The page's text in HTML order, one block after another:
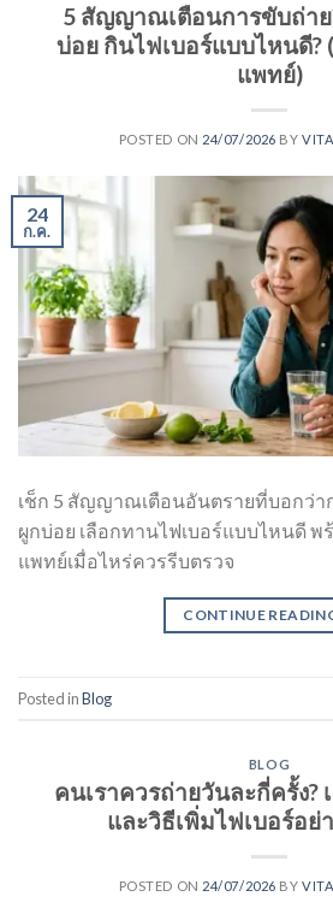
5 สัญญาณเตือนการขับถ่า
บ่อย กินไฟเบอร์แบบไหนดี?
แพทย์)
POSTED ON 24/07/2026 BY
24
ก.ค.
เช็ก 5 สัญญาณเตือนอันตรายที่บอกว่า
ผูกบ่อย เลือกทานไฟเบอร์แบบไหนดี
แพทย์เมื่อไหร่ควรรีบตรวจ
CONTINUE
Posted inBlog
BLOG
คนเราควรถ่ายวันละกี่ครั้ง?
และวิธีเพิ่มไฟเบอร์อย่
POSTED ON 24/07/2026 BY